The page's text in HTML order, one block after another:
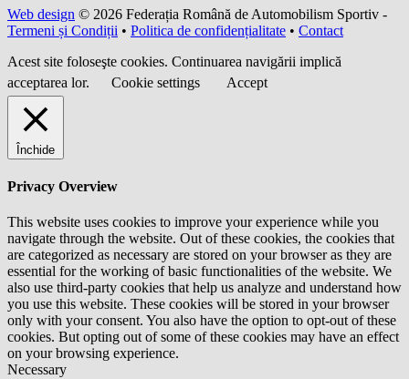
Web design © 2026 Federația Română de Automobilism Sportiv -
Termeni și Condiții • Politica de confidențialitate • Contact
Acest site foloseşte cookies. Continuarea navigării implică
acceptarea lor.
Cookie settings Accept
Închide
Privacy Overview
This website uses cookies to improve your experience while you
navigate through the website. Out of these cookies, the cookies that
are categorized as necessary are stored on your browser as they are
essential for the working of basic functionalities of the website. We
also use third-party cookies that help us analyze and understand how
you use this website. These cookies will be stored in your browser
only with your consent. You also have the option to opt-out of these
cookies. But opting out of some of these cookies may have an effect
on your browsing experience.
Necessary